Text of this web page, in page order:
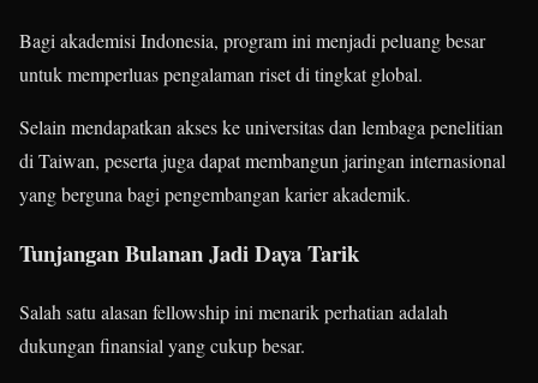
Bagi akademisi Indonesia, program ini menjadi peluang besar
untuk memperluas pengalaman riset di tingkat global.
Selain mendapatkan akses ke universitas dan lembaga penelitian
di Taiwan, peserta juga dapat membangun jaringan internasional
yang berguna bagi pengembangan karier akademik.
Tunjangan Bulanan Jadi Daya Tarik
Salah satu alasan fellowship ini menarik perhatian adalah
dukungan finansial yang cukup besar.